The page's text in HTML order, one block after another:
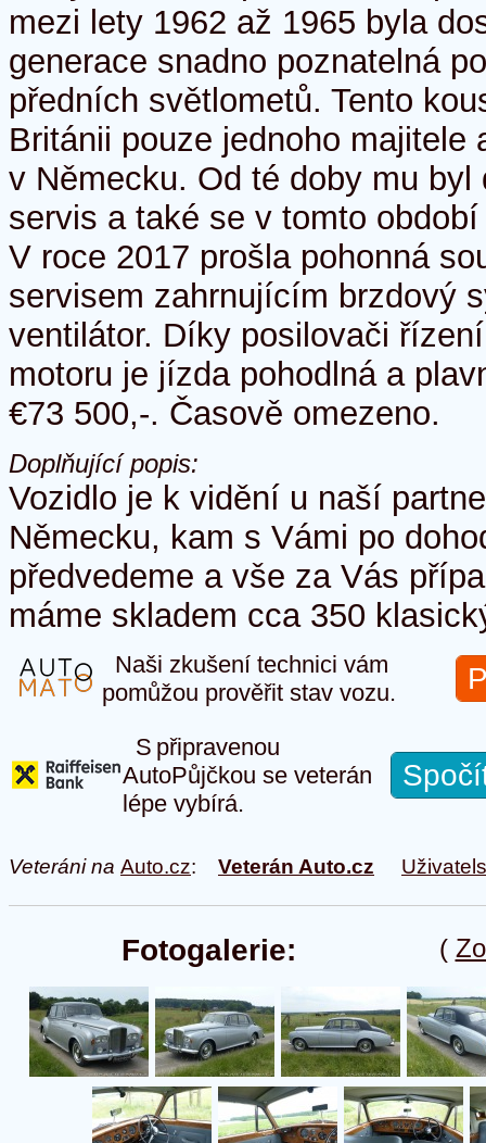
mezi lety 1962 až 1965 byla
generace snadno poznatelná
předních světlometů. Tento
Británii pouze jednoho majitele
v Německu. Od té doby mu byl
servis a také se v tomto
V roce 2017 prošla pohonná
servisem zahrnujícím brzdový
ventilátor. Díky posilovači
motoru je jízda pohodlná a
€73 500,-. Časově omezeno.
Doplňující popis:
Vozidlo je k vidění u naší
Německu, kam s Vámi po
předvedeme a vše za Vás
máme skladem cca 350
Naši zkušení technici vám
pomůžou prověřit stav vozu.
S připravenou
AutoPůjčkou se veterán
lépe vybírá.
Veteráni na Auto.cz: Veterán Auto.cz
(
Fotogalerie: